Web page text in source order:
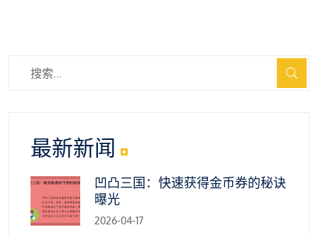
最新新闻
凹凸三国：快速获得金币券的秘诀
曝光
2026-04-17